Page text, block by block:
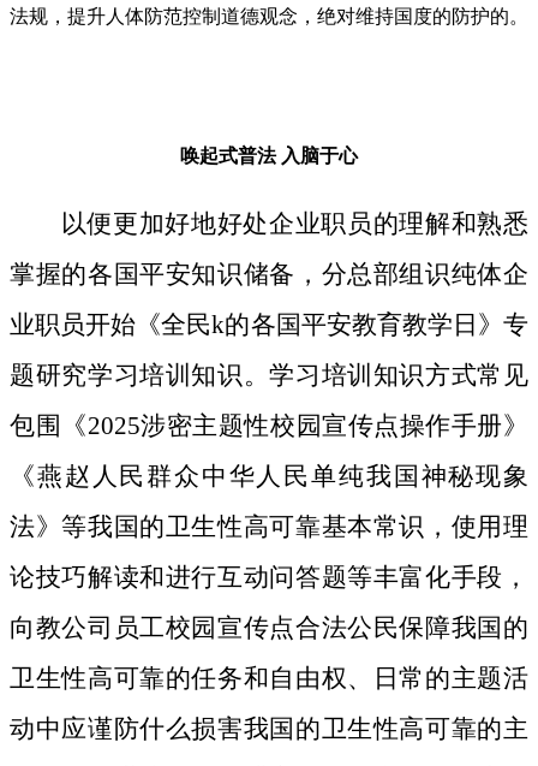
法规，提升人体防范控制道德观念，绝对维持国度的防护的。
唤起式普法 入脑于心
以便更加好地好处企业职员的理解和熟悉
掌握的各国平安知识储备，分总部组识纯体企
业职员开始《全民k的各国平安教育教学日》专
题研究学习培训知识。学习培训知识方式常见
包围《2025涉密主题性校园宣传点操作手册》
《燕赵人民群众中华人民单纯我国神秘现象
法》等我国的卫生性高可靠基本常识，使用理
论技巧解读和进行互动问答题等丰富化手段，
向教公司员工校园宣传点合法公民保障我国的
卫生性高可靠的任务和自由权、日常的主题活
动中应谨防什么损害我国的卫生性高可靠的主